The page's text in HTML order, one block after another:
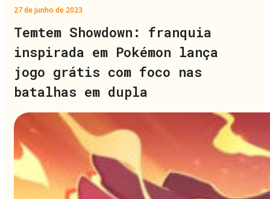
27 de junho de 2023
Temtem Showdown: franquia
inspirada em Pokémon lança
jogo grátis com foco nas
batalhas em dupla